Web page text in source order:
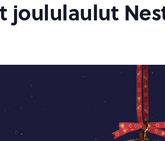
joululaulut